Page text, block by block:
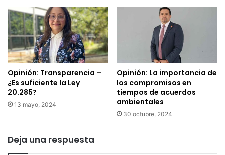
Opinión: Transparencia –
¿Es suficiente la Ley
20.285?
13 mayo, 2024
Opinión: La importancia de
los compromisos en
tiempos de acuerdos
ambientales
30 octubre, 2024
Deja una respuesta